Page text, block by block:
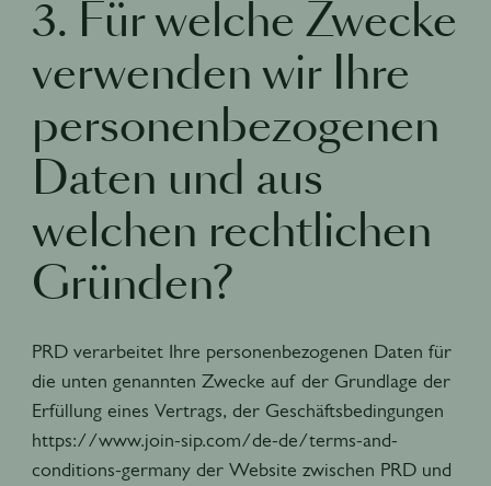
3. Für welche Zwecke
verwenden wir Ihre
personenbezogenen
Daten und aus
welchen rechtlichen
Gründen?
PRD verarbeitet Ihre personenbezogenen Daten für
die unten genannten Zwecke auf der Grundlage der
Erfüllung eines Vertrags, der Geschäftsbedingungen
https://www.join-sip.com/de-de/terms-and-
conditions-germany der Website zwischen PRD und